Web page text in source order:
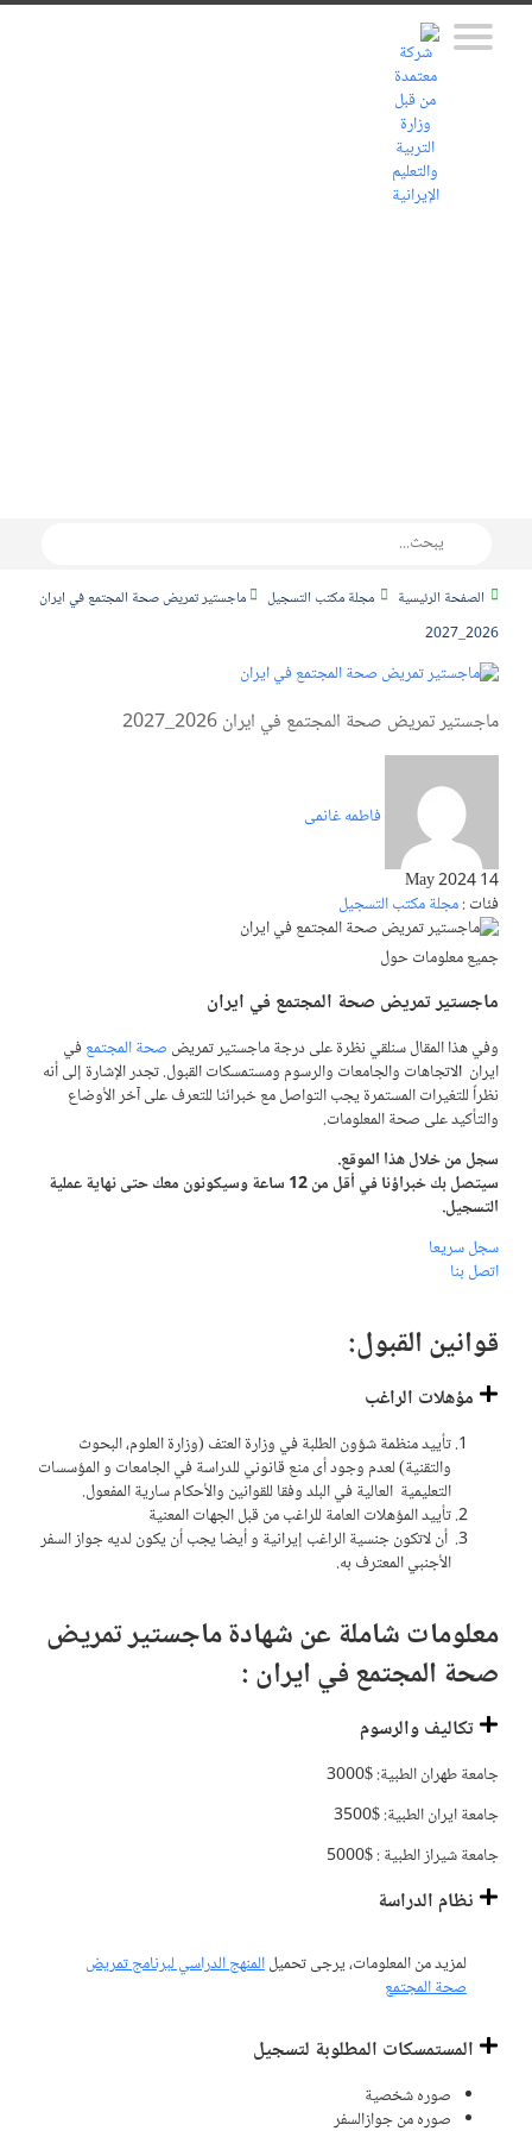
الصفحة الرئيسية مجلة مكتب التسجيل
ماجستير تمريض صحة المجتمع في ايران
2026_2027
ماجستير تمريض صحة المجتمع في ايران 2026_2027
فاطمه غانمی
14 May 2024
فئات :مجلة مكتب التسجيل
جميع معلومات حول
ماجستير تمريض صحة المجتمع في ايران
وفي هذا المقال سنلقي نظرة على درجة ماجستير تمريض صحة المجتمعفي
ايرانالاتجاهات والجامعات والرسوم ومستمسكات القبول. تجدر الإشارة إلى أنه
نظراً للتغيرات المستمرة يجب التواصل مع خبرائنا للتعرف على آخر الأوضاع
والتأكيد على صحة المعلومات.
سجل من خلال هذا الموقع.
سيتصل بك خبراؤنا في أقل من 12 ساعة وسيكونون معك حتى نهاية عملية
التسجيل.
سجل سريعا
اتصل بنا
قوانين اﻟﻘﺒﻮل:
مؤهلات الراغب
تأييد منظمة شؤون الطلبة في وزارة العتف (وزارة العلوم، البحوث
والتقنية) لعدم وجود أى منع قانوني للدراسة في الجامعات و المؤسسات
التعليمية العالية في البلد وفقا للقوانين والأحكام سارية المفعول.
تأييد المؤهلات العامة للراغب من قبل الجهات المعنية
أن لاتكون جنسية الراغب إيرانية و أيضا يجب أن يكون لديه جواز السفر
الأجنبي المعترف به.
معلومات شاملة عن شهادة ماجستير تمريض
صحة المجتمع في ايران :
تكاليف والرسوم
جامعة طهران الطبية: $3000
جامعة ايران الطبية: $3500
جامعة شيراز الطبية : $5000
نظام الدراسة
لمزيد من المعلومات، يرجى تحميلالمنهج الدراسي لبرنامج تمريض
صحة المجتمع
المستمسكات المطلوبة لتسجيل
صوره شخصية
صوره من جوازالسفر